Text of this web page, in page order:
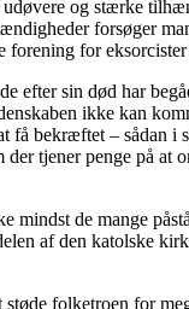
og stærke
forsøger
forening for
efter sin død har
ikke kan
få bekræftet – sådan i
tjener penge på at
mindst de mange
af den katolske
folketroen for